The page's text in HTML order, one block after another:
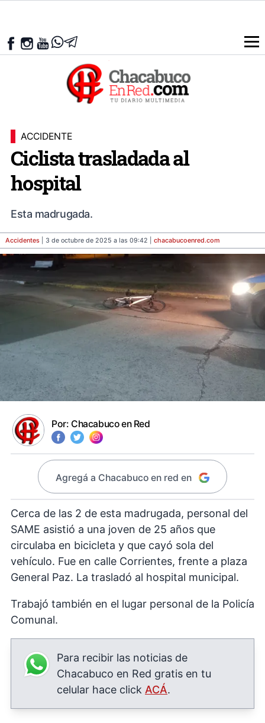
ACCIDENTE
Ciclista trasladada al
hospital
Esta madrugada.
Accidentes | 3 de octubre de 2025 a las 09:42 | chacabucoenred.com
Por: Chacabuco en Red
Agregá a Chacabuco en red en
Cerca de las 2 de esta madrugada, personal del
SAME asistió a una joven de 25 años que
circulaba en bicicleta y que cayó sola del
vehículo. Fue en calle Corrientes, frente a plaza
General Paz. La trasladó al hospital municipal.
Trabajó también en el lugar personal de la Policía
Comunal.
Para recibir las noticias de
Chacabuco en Red gratis en tu
celular hace click ACÁ.